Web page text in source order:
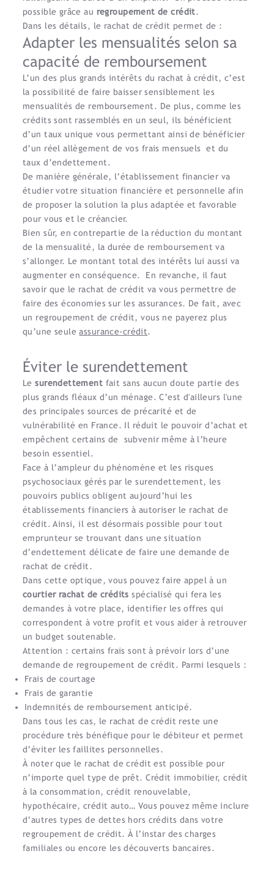
possible grâce au regroupement de crédit.
Dans les détails, le rachat de crédit permet de :
Adapter les mensualités selon sa
capacité de remboursement
L’un des plus grands intérêts du rachat à crédit, c’est
la possibilité de faire baisser sensiblement les
mensualités de remboursement. De plus, comme les
crédits sont rassemblés en un seul, ils bénéficient
d’un taux unique vous permettant ainsi de bénéficier
d’un réel allègement de vos frais mensuels et du
taux d’endettement.
De manière générale, l’établissement financier va
étudier votre situation financière et personnelle afin
de proposer la solution la plus adaptée et favorable
pour vous et le créancier.
Bien sûr, en contrepartie de la réduction du montant
de la mensualité, la durée de remboursement va
s’allonger. Le montant total des intérêts lui aussi va
augmenter en conséquence. En revanche, il faut
savoir que le rachat de crédit va vous permettre de
faire des économies sur les assurances. De fait, avec
un regroupement de crédit, vous ne payerez plus
qu’une seuleassurance-crédit.
Éviter le surendettement
Lesurendettement fait sans aucun doute partie des
plus grands fléaux d’un ménage. C’est d'ailleurs l'une
des principales sources de précarité et de
vulnérabilité en France. Il réduit le pouvoir d’achat et
empêchent certains de subvenir même à l’heure
besoin essentiel.
Face à l’ampleur du phénomène et les risques
psychosociaux gérés par le surendettement, les
pouvoirs publics obligent aujourd’hui les
établissements financiers à autoriser le rachat de
crédit. Ainsi, il est désormais possible pour tout
emprunteur se trouvant dans une situation
d’endettement délicate de faire une demande de
rachat de crédit.
Dans cette optique, vous pouvez faire appel à un
courtier rachat de crédits spécialisé qui fera les
demandes à votre place, identifier les offres qui
correspondent à votre profit et vous aider à retrouver
un budget soutenable.
Attention : certains frais sont à prévoir lors d’une
demande de regroupement de crédit. Parmi lesquels :
Frais de courtage
Frais de garantie
Indemnités de remboursement anticipé.
Dans tous les cas, le rachat de crédit reste une
procédure très bénéfique pour le débiteur et permet
d’éviter les faillites personnelles.
À noter que le rachat de crédit est possible pour
n’importe quel type de prêt. Crédit immobilier, crédit
à la consommation, crédit renouvelable,
hypothécaire, crédit auto… Vous pouvez même inclure
d’autres types de dettes hors crédits dans votre
regroupement de crédit. À l’instar des charges
familiales ou encore les découverts bancaires.